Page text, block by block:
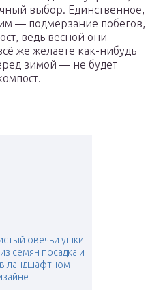
выбор. Единственное,
— подмерзание побегов,
ведь весной они
же желаете как-нибудь
зимой — не будет
овечьи ушки
семян посадка и
ландшафтном